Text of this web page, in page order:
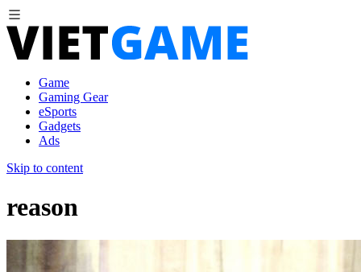
Game
Gaming Gear
eSports
Gadgets
Ads
Skip to content
reason